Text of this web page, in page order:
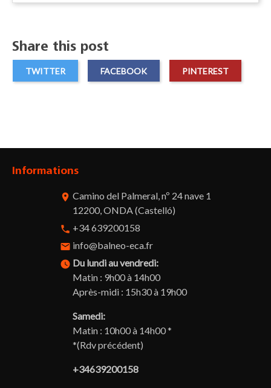
Share this post
TWITTER FACEBOOK PINTEREST
Informations
room Camino del Palmeral, nº 24 nave 1
12200, ONDA (Castelló)
phone +34 639200158
email info@balneo-eca.fr
watch_later Du lundi au vendredi:
Matin : 9h00 à 14h00
Après-midi : 15h30 à 19h00
Samedi:
Matin : 10h00 à 14h00 *
*(Rdv précédent)
+34639200158